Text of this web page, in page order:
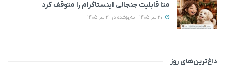
متا قابلیت جنجالی اینستاگرام را متوقف کرد
داغ‌ترین‌های روز